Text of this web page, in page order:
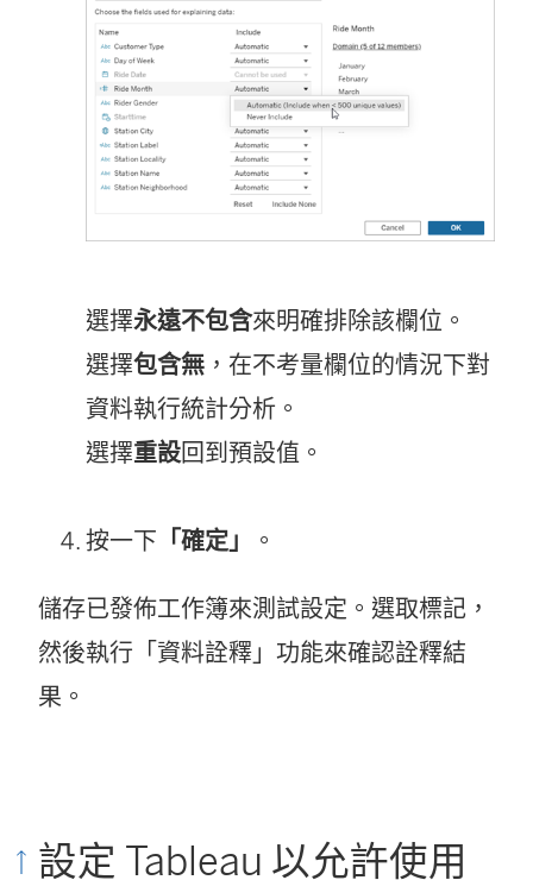
選擇永遠不包含來明確排除該欄位。
選擇包含無 ，在不考量欄位的情況下對
資料執行統計分析。
選擇重設回到預設值。
按一下 「確定」 。
儲存已發佈工作簿來測試設定。選取標記，
然後執行「資料詮釋」功能來確認詮釋結
果。
設定 Tableau 以允許使用